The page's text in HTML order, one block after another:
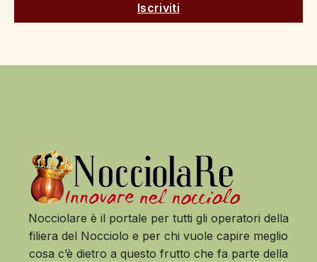
Iscriviti
Nocciolare è il portale per tutti gli operatori della
filiera del Nocciolo e per chi vuole capire meglio
cosa c’è dietro a questo frutto che fa parte della